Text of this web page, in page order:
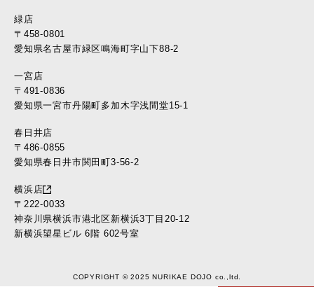
緑店
〒458-0801
愛知県名古屋市緑区鳴海町字山下88-2
一宮店
〒491-0836
愛知県一宮市丹陽町多加木字浅間堂15-1
春日井店
〒486-0855
愛知県春日井市関田町3-56-2
横浜店
〒222-0033
神奈川県横浜市港北区新横浜3丁目20-12
新横浜望星ビル 6階 602号室
COPYRIGHT © 2025 NURIKAE DOJO co.,ltd.